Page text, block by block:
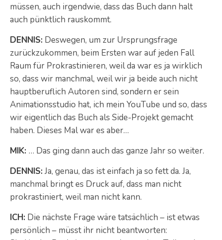
müssen, auch irgendwie, dass das Buch dann halt
auch pünktlich rauskommt.
DENNIS: Deswegen, um zur Ursprungsfrage
zurückzukommen, beim Ersten war auf jeden Fall
Raum für Prokrastinieren, weil da war es ja wirklich
so, dass wir manchmal, weil wir ja beide auch nicht
hauptberuflich Autoren sind, sondern er sein
Animationsstudio hat, ich mein YouTube und so, dass
wir eigentlich das Buch als Side-Projekt gemacht
haben. Dieses Mal war es aber…
MIK: … Das ging dann auch das ganze Jahr so weiter.
DENNIS: Ja, genau, das ist einfach ja so fett da. Ja,
manchmal bringt es Druck auf, dass man nicht
prokrastiniert, weil man nicht kann.
ICH: Die nächste Frage wäre tatsächlich – ist etwas
persönlich – müsst ihr nicht beantworten: